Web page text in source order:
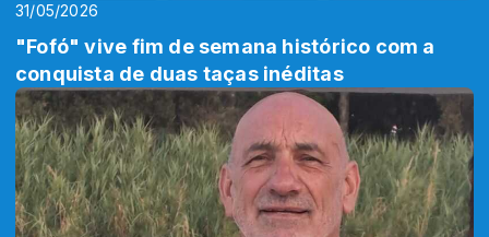
31/05/2026
"Fofó" vive fim de semana histórico com a
conquista de duas taças inéditas